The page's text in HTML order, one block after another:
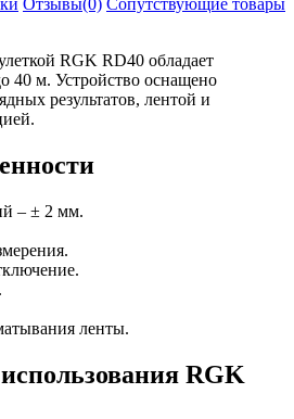
RGK RD40 обладает
40 м. Устройство оснащено
результатов, лентой и
– ± 2 мм.
ленты.
RGK